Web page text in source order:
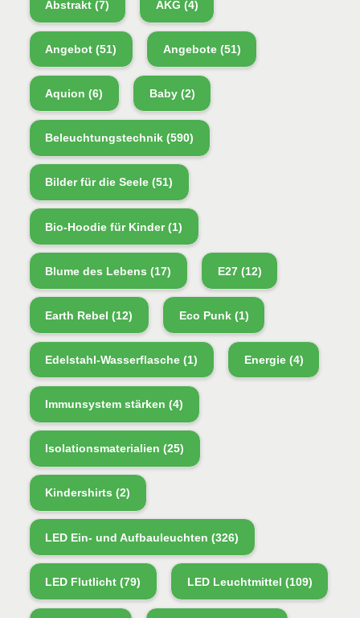
Abstrakt (7) AKG (4)
Angebot (51) Angebote(51)
Aquion (6) Baby(2)
Beleuchtungstechnik (590)
Bilder für die Seele (51)
Bio-Hoodie für Kinder(1)
Blume des Lebens (17) E27(12)
Earth Rebel (12) Eco Punk(1)
Edelstahl-Wasserflasche (1) Energie(4)
Immunsystem stärken (4)
Isolationsmaterialien (25)
Kindershirts (2)
LED Ein- und Aufbauleuchten (326)
LED Flutlicht (79) LED Leuchtmittel (109)